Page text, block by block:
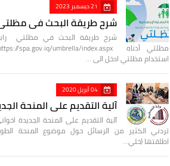
21 ديسمبر 2023
شرح طريقة البحث في
شرح طريقة البحث في مظلتي
استخدام مظلتي ادخل الى …
04 أبريل 2020
آلية التقديم على المنحة
آلية التقديم على المنحة الجديدة
تردني الكثير من الرسائل حول موضوع المنحة
اطلقتها (خلي…